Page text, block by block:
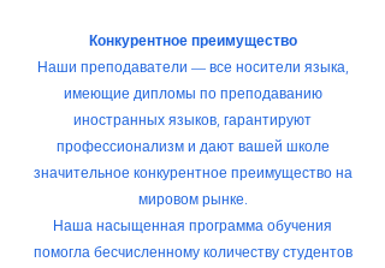
Конкурентное преимущество
Наши преподаватели — все носители языка,
имеющие дипломы по преподаванию
иностранных языков, гарантируют
профессионализм и дают вашей школе
значительное конкурентное преимущество на
мировом рынке.
Наша насыщенная программа обучения
помогла бесчисленному количеству студентов